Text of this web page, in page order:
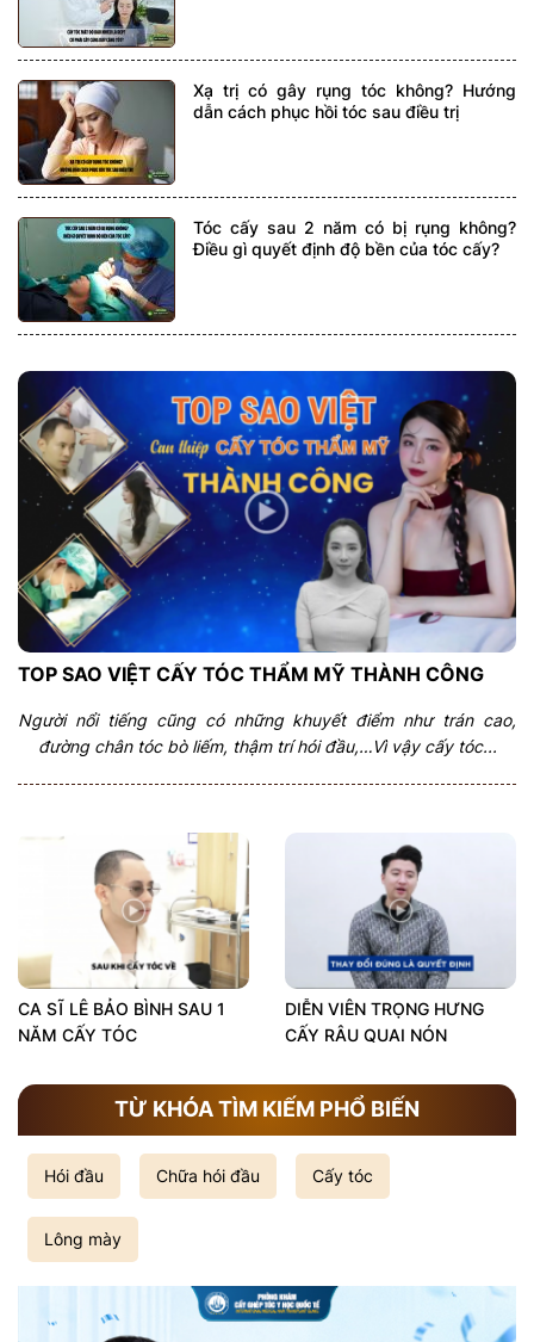
Xạ trị có gây rụng tóc không? Hướng
dẫn cách phục hồi tóc sau điều trị
Tóc cấy sau 2 năm có bị rụng không?
Điều gì quyết định độ bền của tóc cấy?
TOP SAO VIỆT CẤY TÓC THẨM MỸ THÀNH CÔNG
Người nổi tiếng cũng có những khuyết điểm như trán cao,
đường chân tóc bò liếm, thậm trí hói đầu,…Vì vậy cấy tóc...
CA SĨ LÊ BẢO BÌNH SAU 1
NĂM CẤY TÓC
DIỄN VIÊN TRỌNG HƯNG
CẤY RÂU QUAI NÓN
TỪ KHÓA TÌM KIẾM PHỔ BIẾN
Hói đầu Chữa hói đầu Cấy tóc
Lông mày